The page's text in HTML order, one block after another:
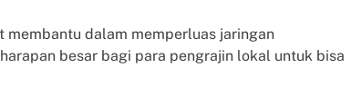
membantu dalam memperluas jaringan
besar bagi para pengrajin lokal untuk bisa